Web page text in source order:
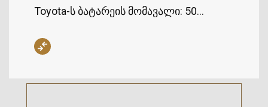
Toyota-ს ბატარეის მომავალი: 500 მილის